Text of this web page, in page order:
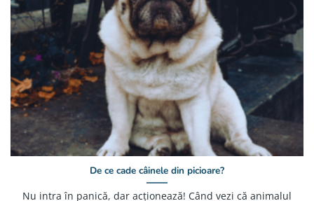
De ce cade câinele din picioare?
Nu intra în panică, dar acționează! Când vezi că animalul